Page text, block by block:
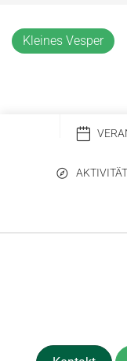
Kleines Vesper